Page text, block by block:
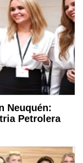
Neuquén:
Petrolera